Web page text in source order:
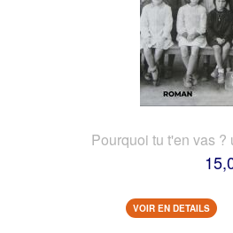
Pourquoi tu t'en vas
VOIR EN DETAILS